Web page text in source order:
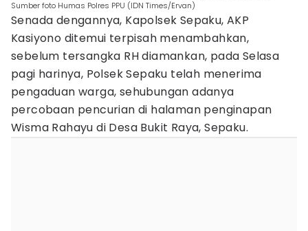
Sumber foto Humas Polres PPU (IDN Times/Ervan)
Senada dengannya, Kapolsek Sepaku, AKP
Kasiyono ditemui terpisah menambahkan,
sebelum tersangka RH diamankan, pada Selasa
pagi harinya, Polsek Sepaku telah menerima
pengaduan warga, sehubungan adanya
percobaan pencurian di halaman penginapan
Wisma Rahayu di Desa Bukit Raya, Sepaku.